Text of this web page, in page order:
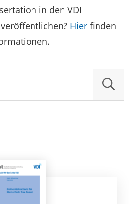
in den VDI
Hier finden